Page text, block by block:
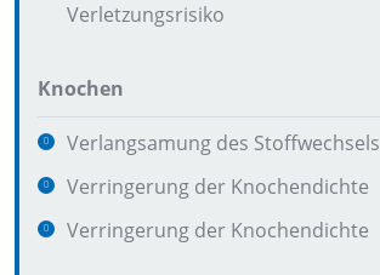
Verletzungsrisiko
Knochen
Verlangsamung des Stoffwechsels
Verringerung der Knochendichte
Verringerung der Knochendichte